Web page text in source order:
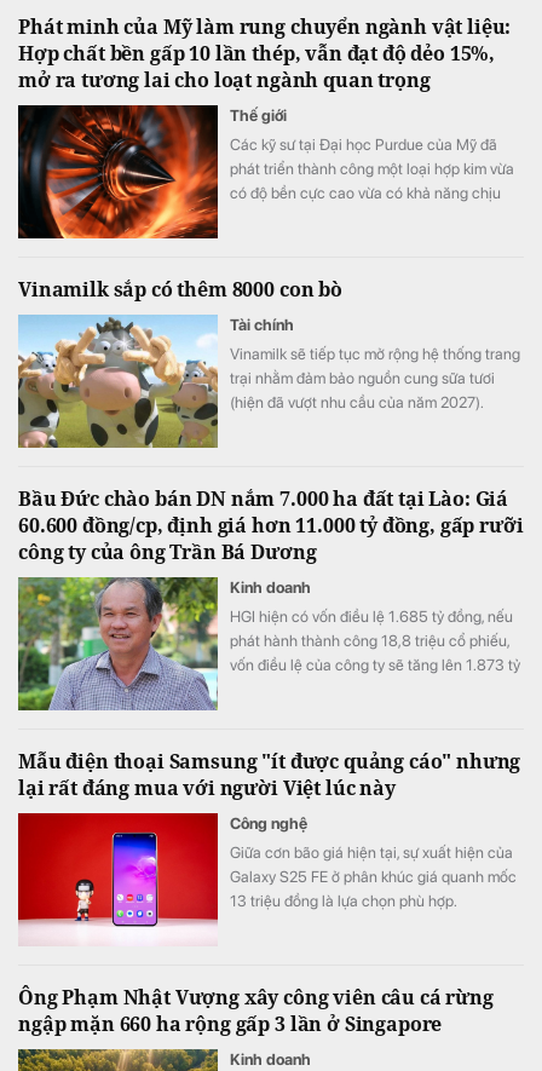
tế.
Phát minh của Mỹ làm rung chuyển ngành vật liệu:
Hợp chất bền gấp 10 lần thép, vẫn đạt độ dẻo 15%,
mở ra tương lai cho loạt ngành quan trọng
Thế giới
Các kỹ sư tại Đại học Purdue của Mỹ đã
phát triển thành công một loại hợp kim vừa
có độ bền cực cao vừa có khả năng chịu
Vinamilk sắp có thêm 8000 con bò
Tài chính
Vinamilk sẽ tiếp tục mở rộng hệ thống trang
trại nhằm đảm bảo nguồn cung sữa tươi
(hiện đã vượt nhu cầu của năm 2027).
Bầu Đức chào bán DN nắm 7.000 ha đất tại Lào: Giá
60.600 đồng/cp, định giá hơn 11.000 tỷ đồng, gấp rưỡi
công ty của ông Trần Bá Dương
Kinh doanh
HGI hiện có vốn điều lệ 1.685 tỷ đồng, nếu
phát hành thành công 18,8 triệu cổ phiếu,
vốn điều lệ của công ty sẽ tăng lên 1.873 tỷ
Mẫu điện thoại Samsung "ít được quảng cáo" nhưng
lại rất đáng mua với người Việt lúc này
Công nghệ
Giữa cơn bão giá hiện tại, sự xuất hiện của
Galaxy S25 FE ở phân khúc giá quanh mốc
13 triệu đồng là lựa chọn phù hợp.
Ông Phạm Nhật Vượng xây công viên câu cá rừng
ngập mặn 660 ha rộng gấp 3 lần ở Singapore
Kinh doanh